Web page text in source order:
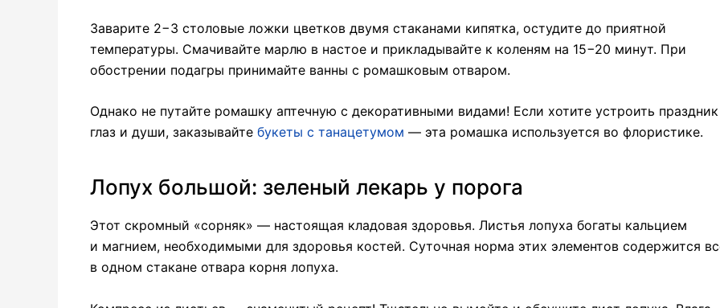
Заварите 2−3 столовые ложки цветков двумя стаканами кипятка, остудите до приятной
температуры. Смачивайте марлю в настое и прикладывайте к коленям на 15−20 минут. При
обострении подагры принимайте ванны с ромашковым отваром.
Однако не путайте ромашку аптечную с декоративными видами! Если хотите устроить
глаз и души, заказывайте букеты с танацетумом — эта ромашка используется во флористике.
Лопух большой: зеленый лекарь у порога
Этот скромный «сорняк» — настоящая кладовая здоровья. Листья лопуха богаты кальцием
и магнием, необходимыми для здоровья костей. Суточная норма этих элементов содержится
в одном стакане отвара корня лопуха.